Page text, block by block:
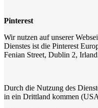
Pinterest
Wir nutzen auf unserer
Dienstes ist die Pinterest
Fenian Street, Dublin 2,
Durch die Nutzung des
in ein Drittland kommen